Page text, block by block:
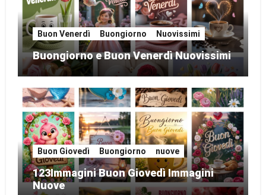
Buon Venerdì Buongiorno Nuovissimi
Buongiorno e Buon Venerdì Nuovissimi
Buon Giovedì Buongiorno nuove
123Immagini Buon Giovedì Immagini
Nuove